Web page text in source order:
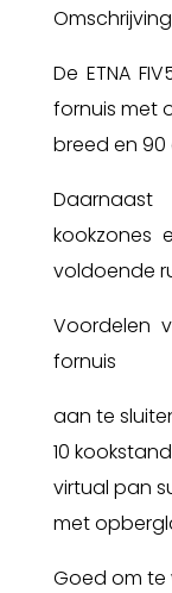
De ETNA
fornuis met
breed en
kookzones
voldoende
Voordelen
fornuis
aan te
10
virtual pan
met
Goed om te